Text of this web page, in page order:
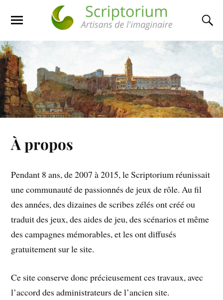
À propos
Pendant 8 ans, de 2007 à 2015, le Scriptorium réunissait
une communauté de passionnés de jeux de rôle. Au fil
des années, des dizaines de scribes zélés ont créé ou
traduit des jeux, des aides de jeu, des scénarios et même
des campagnes mémorables, et les ont diffusés
gratuitement sur le site.
Ce site conserve donc précieusement ces travaux, avec
l’accord des administrateurs de l’ancien site.